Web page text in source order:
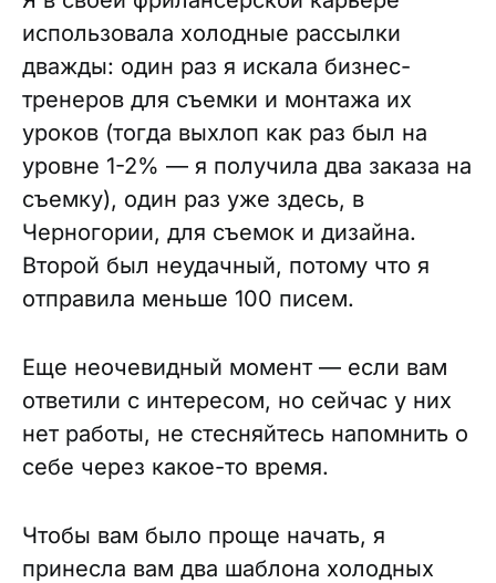
использовала холодные рассылки
дважды: один раз я искала бизнес-
тренеров для съемки и монтажа их
уроков (тогда выхлоп как раз был на
уровне 1-2% — я получила два заказа на
съемку), один раз уже здесь, в
Черногории, для съемок и дизайна.
Второй был неудачный, потому что я
отправила меньше 100 писем.
Еще неочевидный момент — если вам
ответили с интересом, но сейчас у них
нет работы, не стесняйтесь напомнить о
себе через какое-то время.
Чтобы вам было проще начать, я
принесла вам два шаблона холодных